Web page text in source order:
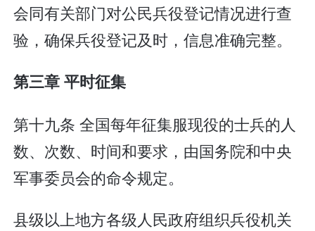
会同有关部门对公民兵役登记情况进行查
验，确保兵役登记及时，信息准确完整。
第三章 平时征集
第十九条 全国每年征集服现役的士兵的人
数、次数、时间和要求，由国务院和中央
军事委员会的命令规定。
县级以上地方各级人民政府组织兵役机关